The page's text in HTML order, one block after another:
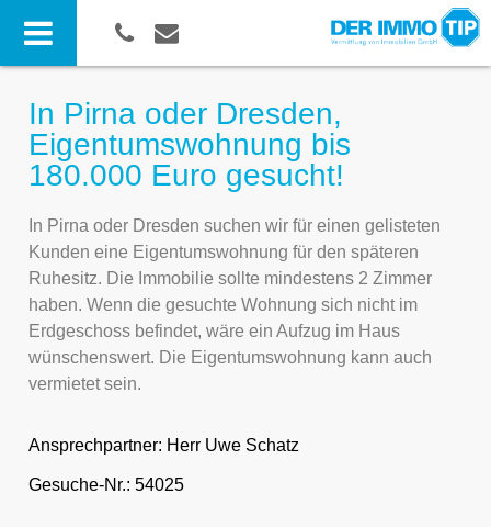
In Pirna oder Dresden,
Eigentumswohnung bis
180.000 Euro gesucht!
In Pirna oder Dresden suchen wir für einen gelisteten
Kunden eine Eigentumswohnung für den späteren
Ruhesitz. Die Immobilie sollte mindestens 2 Zimmer
haben. Wenn die gesuchte Wohnung sich nicht im
Erdgeschoss befindet, wäre ein Aufzug im Haus
wünschenswert. Die Eigentumswohnung kann auch
vermietet sein.
Ansprechpartner: Herr Uwe Schatz
Gesuche-Nr.: 54025